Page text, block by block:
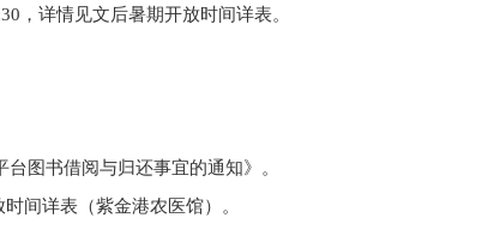
，详情见文后暑期开放时间详表。
台图书借阅与归还事宜的通知》。
间详表（紫金港农医馆）。